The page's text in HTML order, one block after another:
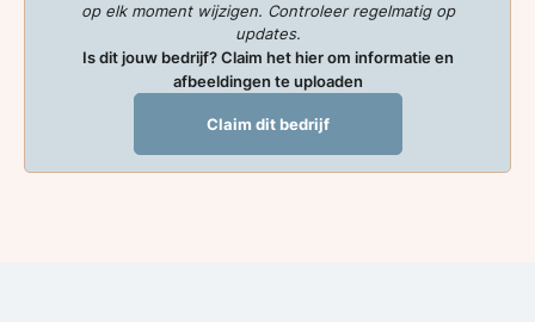
op elk moment wijzigen. Controleer regelmatig op
updates.
Is dit jouw bedrijf? Claim het hier om informatie en
afbeeldingen te uploaden
Claim dit bedrijf